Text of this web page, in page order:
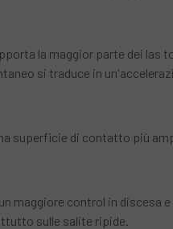
la maggior parte dei
si traduce in
superficie di contatto più
maggiore control in discesa
sulle salite ripide.